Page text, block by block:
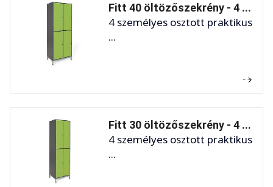
Fitt 40 öltözőszekrény - 4 ...
4 személyes osztott praktikus
...
Fitt 30 öltözőszekrény - 4 ...
4 személyes osztott praktikus
...